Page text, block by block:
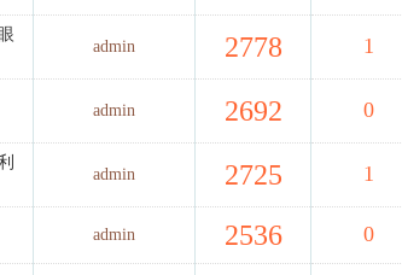
admin 2778 1
admin 2692 0
admin 2725 1
admin 2536 0